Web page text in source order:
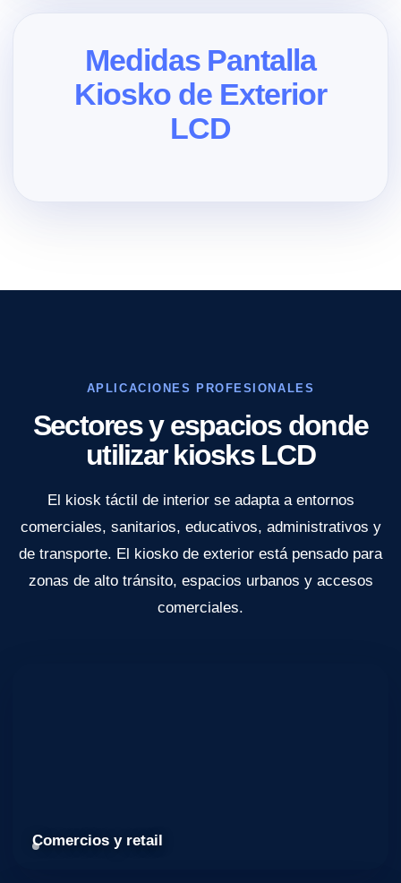
Medidas Pantalla
Kiosko de Exterior
LCD
APLICACIONES PROFESIONALES
Sectores y espacios donde
utilizar kiosks LCD
El kiosk táctil de interior se adapta a entornos
comerciales, sanitarios, educativos, administrativos y
de transporte. El kiosko de exterior está pensado para
zonas de alto tránsito, espacios urbanos y accesos
comerciales.
Comercios y retail